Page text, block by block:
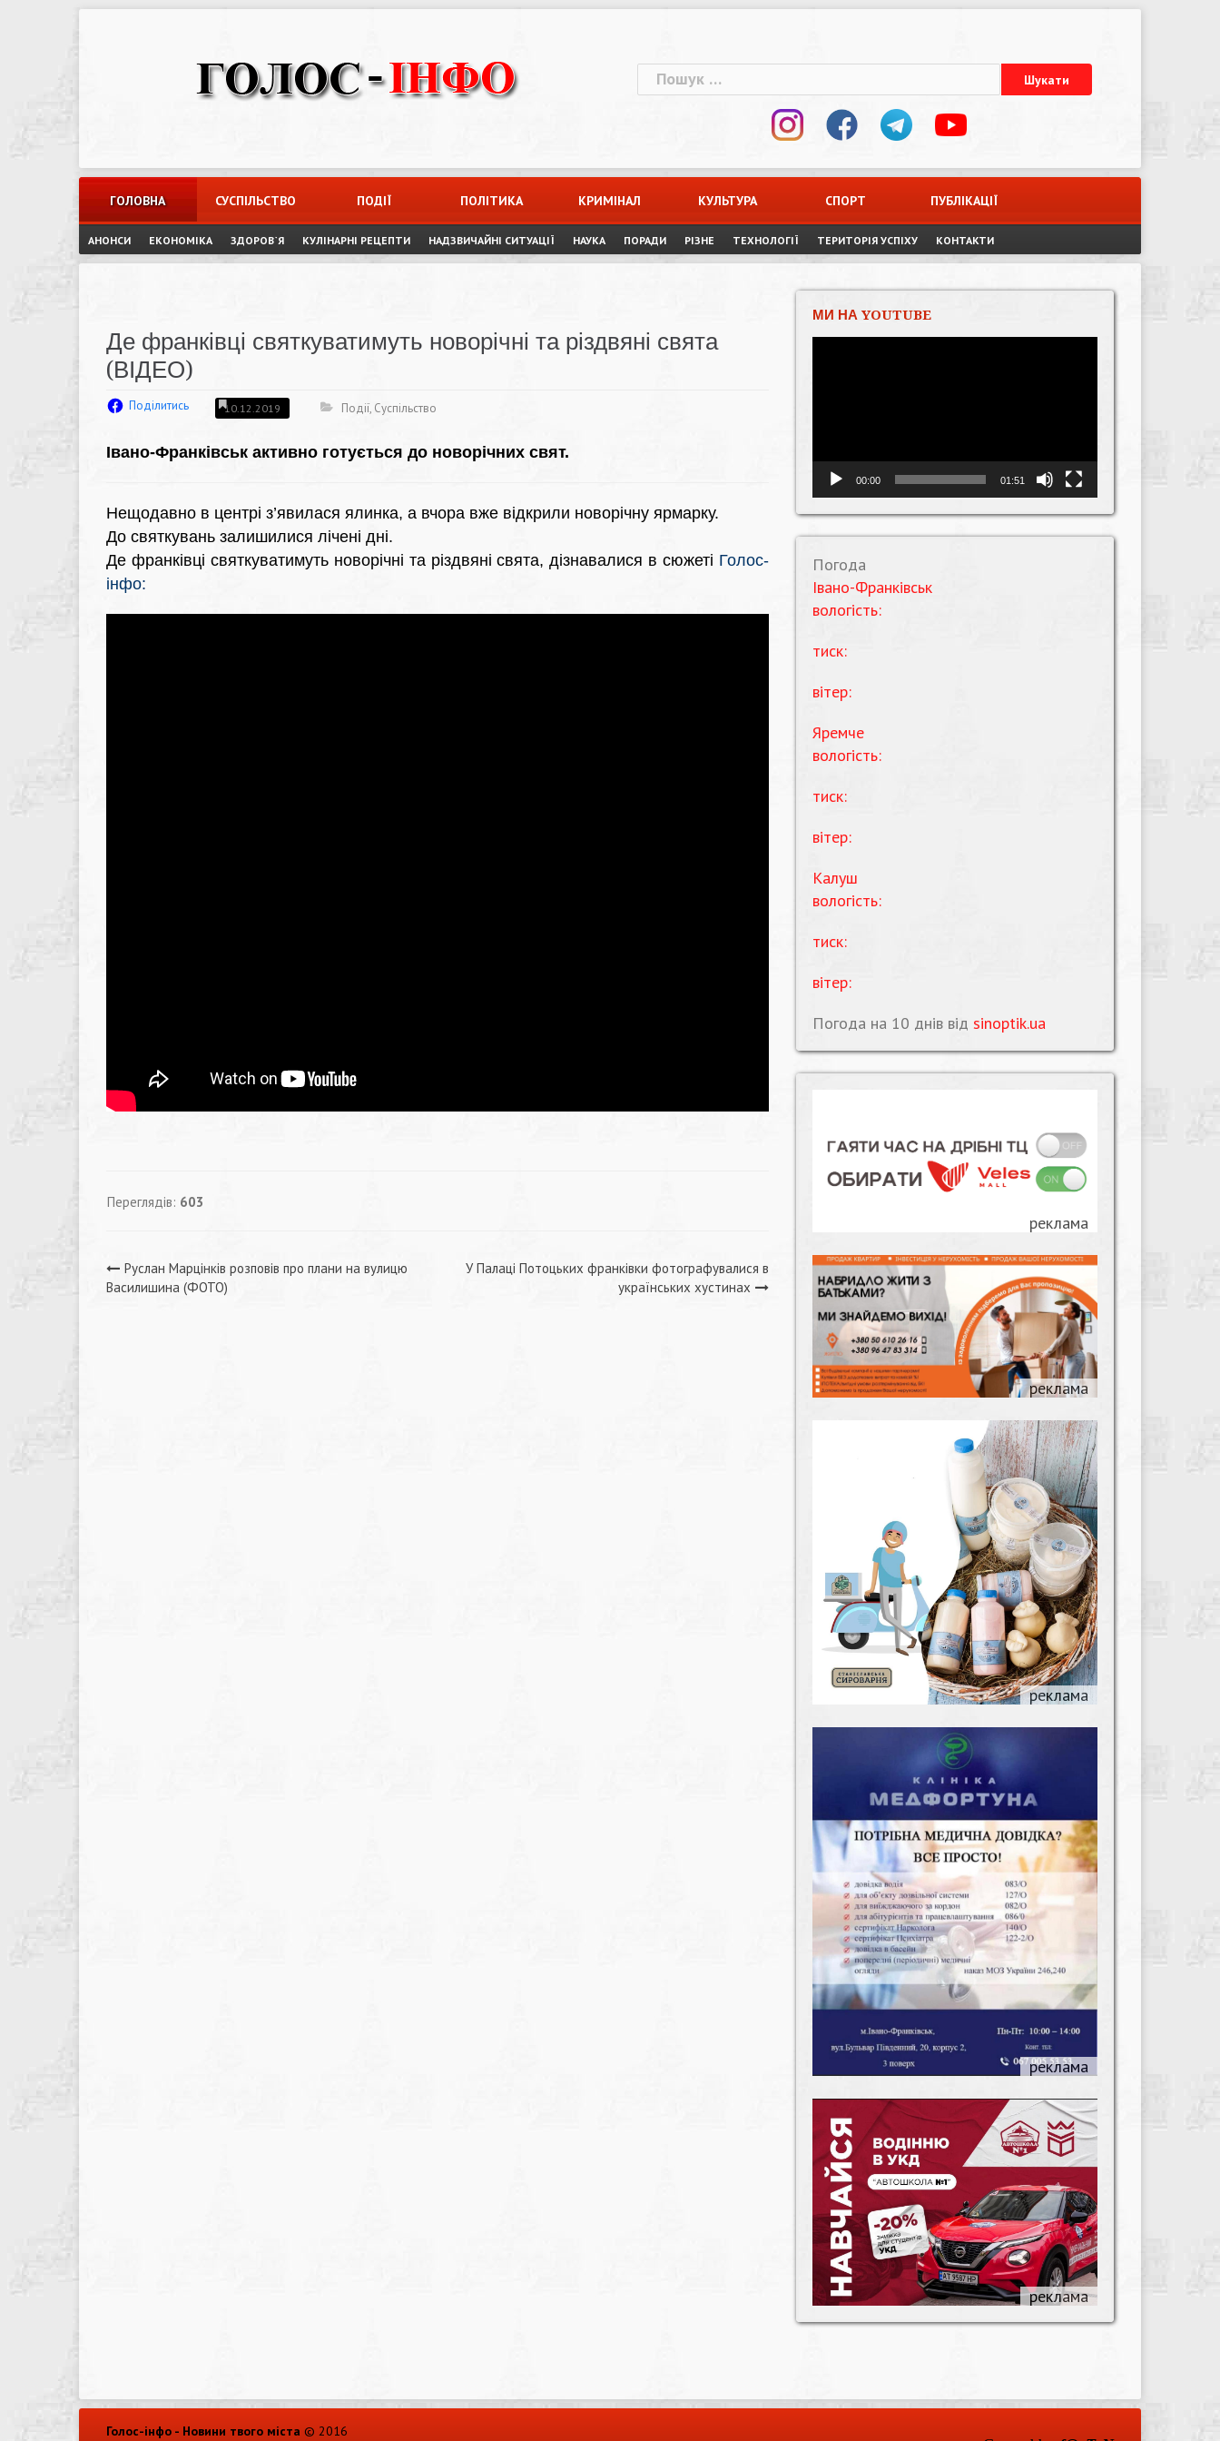
Пошук:
ГОЛОВНА СУСПІЛЬСТВО ПОДІЇ ПОЛІТИКА КРИМІНАЛ КУЛЬТУРА СПОРТ ПУБЛІКАЦІЇ
АНОНСИ ЕКОНОМІКА ЗДОРОВ`Я КУЛІНАРНІ РЕЦЕПТИ НАДЗВИЧАЙНІ СИТУАЦІЇ НАУКА ПОРАДИ РІЗНЕ ТЕХНОЛОГІЇ ТЕРИТОРІЯ УСПІХУ КОНТАКТИ
Де франківці святкуватимуть новорічні та різдвяні свята
(ВІДЕО)
Поділитись 10.12.2019 Події, Суспільство
Івано-Франківськ активно готується до новорічних свят.
Нещодавно в центрі з’явилася ялинка, а вчора вже відкрили новорічну ярмарку.
До святкувань залишилися лічені дні.
Де франківці святкуватимуть новорічні та різдвяні свята, дізнавалися в сюжеті Голос-
інфо:
Переглядів: 603
Навігація
Руслан Марцінків розповів про плани на вулицю
Василишина (ФОТО)
У Палаці Потоцьких франківки фотографувалися в
українських хустинах
МИ НА YOUTUBE
00:00 01:51
Погода
Івано-Франківськ
вологість:
тиск:
вітер:
Яремче
вологість:
тиск:
вітер:
Калуш
вологість:
тиск:
вітер:
Погода на 10 днів від sinoptik.ua
Голос-інфо - Новини твого міста © 2016